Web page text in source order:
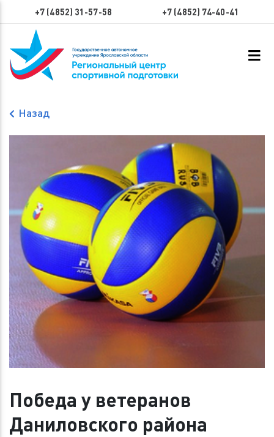
+7 (4852) 31-57-58 +7 (4852) 74-40-41
Назад
Победа у ветеранов
Даниловского района